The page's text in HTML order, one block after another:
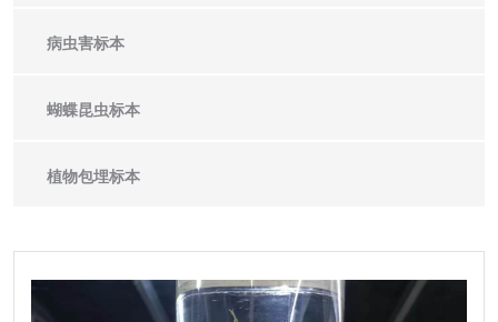
病虫害标本
蝴蝶昆虫标本
植物包埋标本